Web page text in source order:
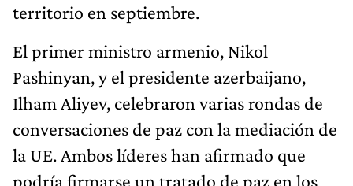
territorio en septiembre.
El primer ministro armenio, Nikol
Pashinyan, y el presidente azerbaijano,
Ilham Aliyev, celebraron varias rondas de
conversaciones de paz con la mediación de
la UE. Ambos líderes han afirmado que
podría firmarse un tratado de paz en los